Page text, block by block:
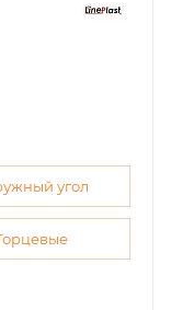
угол